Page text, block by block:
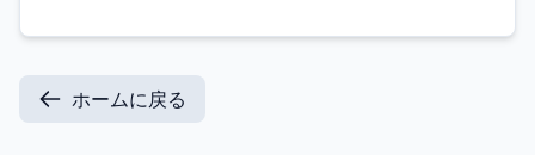
ホームに戻る